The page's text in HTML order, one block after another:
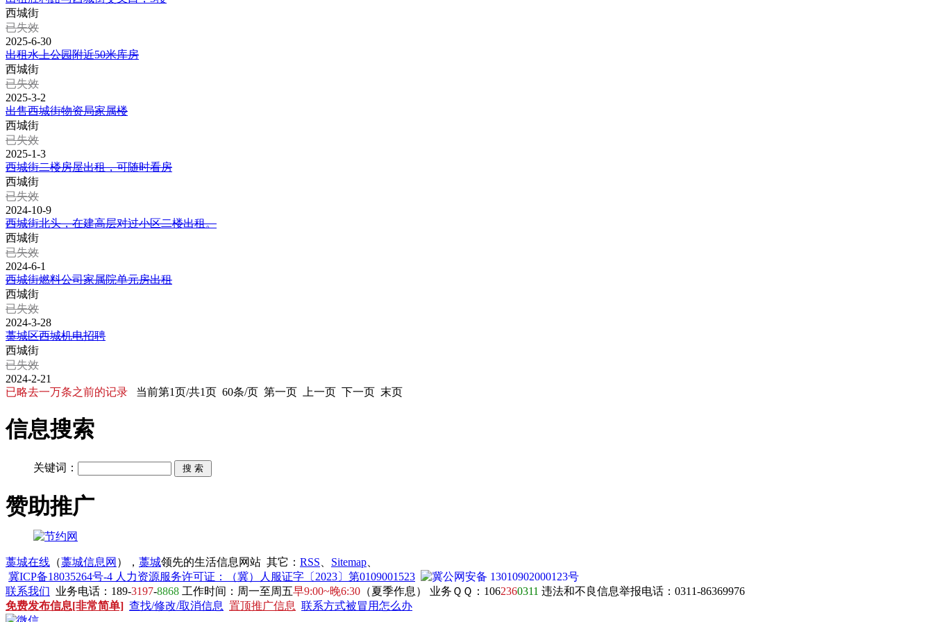
西城街
已失效
2025-6-30
出租水上公园附近50米库房
西城街
已失效
2025-3-2
出售西城街物资局家属楼
西城街
已失效
2025-1-3
西城街二楼房屋出租，可随时看房
西城街
已失效
2024-10-9
西城街北头，在建高层对过小区二楼出租。
西城街
已失效
2024-6-1
西城街燃料公司家属院单元房出租
西城街
已失效
2024-3-28
藁城区西城机电招聘
西城街
已失效
2024-2-21
已略去一万条之前的记录
当前第1页/共1页 60条/页 第一页 上一页 下一页 末页
信息搜索
关键词：
赞助推广
藁城在线 （藁城信息网 ）， 藁城领先的生活信息网站 其它： RSS Sitemap
冀ICP备18035264号-4 人力资源服务许可证：（冀）人服证字〔2023〕第0109001523
冀公网安备 13010902000123号
联系我们 业务电话：189-3197-8868 工作时间：周一至周五早9:00~晚6:30 （夏季作息） 业务ＱＱ：1062360311 违法和不良信息举报电话：0311-86369976
免费发布信息[非常简单] 查找/修改/取消信息 置顶推广信息 联系方式被冒用怎么办